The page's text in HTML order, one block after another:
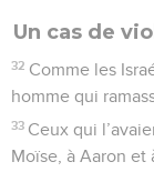
Un cas de
32 Comme les
homme qui
33 Ceux qui
Moïse, à Aaron et